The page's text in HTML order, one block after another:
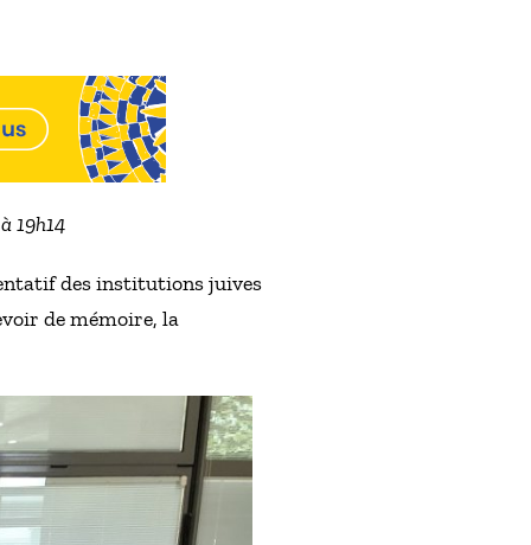
19h14
des institutions juives
de mémoire, la